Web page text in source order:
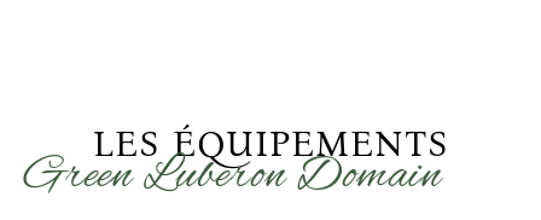
LES ÉQUIPEMENTS
Green Luberon Domain